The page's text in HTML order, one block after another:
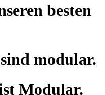
besten
modular.
Modular.